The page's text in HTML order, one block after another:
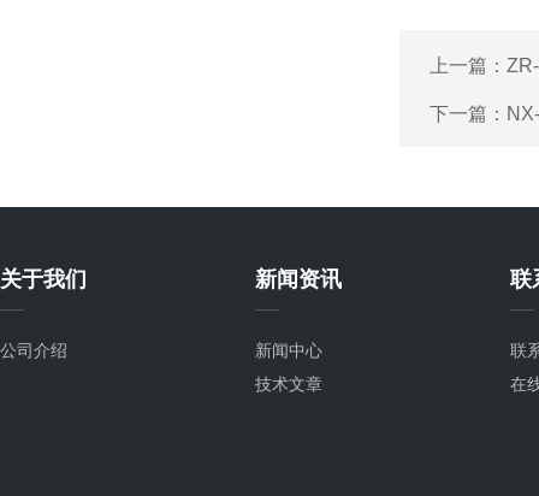
上一篇：
下一篇：
关于我们
公司介绍
新闻资讯
新闻中心
技术文章
联
联
在